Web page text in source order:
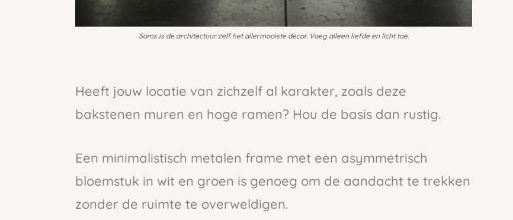
Soms is de architectuur zelf het allermooiste decor. Voeg alleen liefde en licht toe.
Heeft jouw locatie van zichzelf al karakter, zoals deze
bakstenen muren en hoge ramen? Hou de basis dan rustig.
Een minimalistisch metalen frame met een asymmetrisch
bloemstuk in wit en groen is genoeg om de aandacht te trekken
zonder de ruimte te overweldigen.